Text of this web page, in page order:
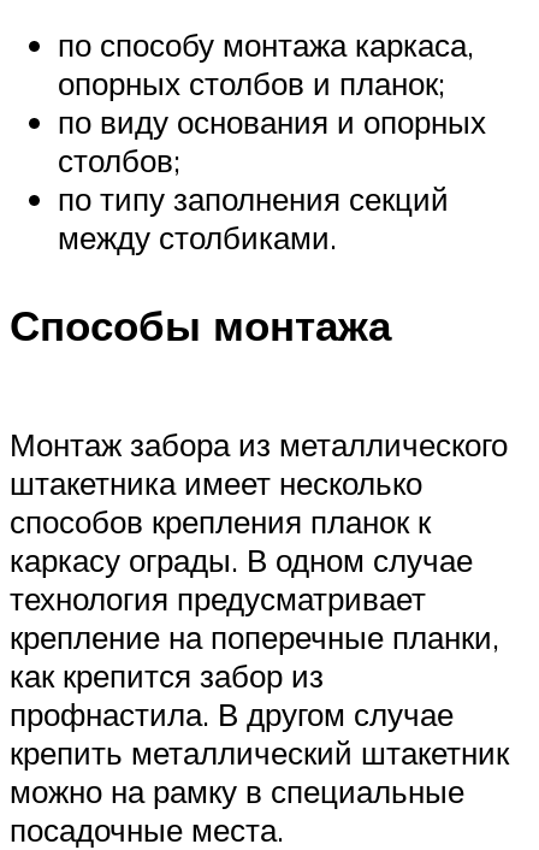
по способу монтажа каркаса,
опорных столбов и планок;
по виду основания и опорных
столбов;
по типу заполнения секций
между столбиками.
Способы монтажа
Монтаж забора из металлического
штакетника имеет несколько
способов крепления планок к
каркасу ограды. В одном случае
технология предусматривает
крепление на поперечные планки,
как крепится забор из
профнастила. В другом случае
крепить металлический штакетник
можно на рамку в специальные
посадочные места.